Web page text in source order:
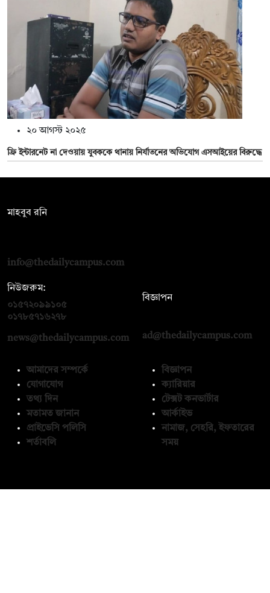
২০ আগস্ট ২০২৫
ফ্রি ইন্টারনেট না দেওয়ায় যুবককে থানায় নির্যাতনের অভিযোগ এসআইয়ের বিরুদ্ধে
মাহবুব রনি
info@thedailycampus.com
নিউজরুম:
০১৫৭২০৯৯১০৫
০১৭৮৫৭১৬২৭৮
news@thedailycampus.com
বিজ্ঞাপন
ad@thedailycampus.com
আমাদের সম্পর্কে
যোগাযোগ
তথ্য দিন
মতামত জানান
প্রাইভেসি পলিসি
শর্তাবলি
বিজ্ঞাপন
ক্যারিয়ার
টেক্সট কনভার্টার
আর্কাইভ
নামাজ, সেহরি, ইফতারের
সময়